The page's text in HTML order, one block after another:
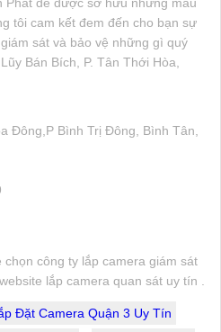
tôi cam kết đem đến cho bạn sự
sát và bảo vệ những gì quý
Bán Bích, P. Tân Thới Hòa,
Đông,P Bình Trị Đông, Bình Tân,
công ty lắp camera giám sát
lắp camera quan sát uy tín .
Đặt Camera Quận 3 Uy Tín